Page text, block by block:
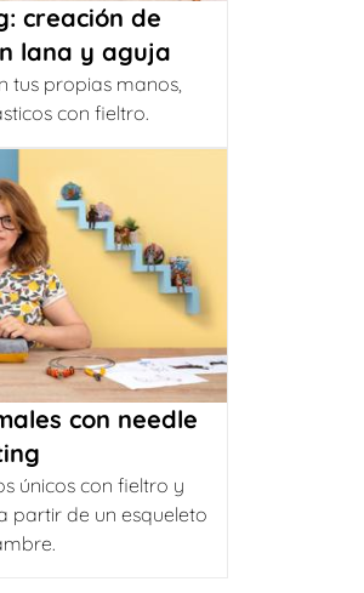
creación de
lana y aguja
tus propias manos,
con fieltro.
con needle
únicos con fieltro y
partir de un esqueleto